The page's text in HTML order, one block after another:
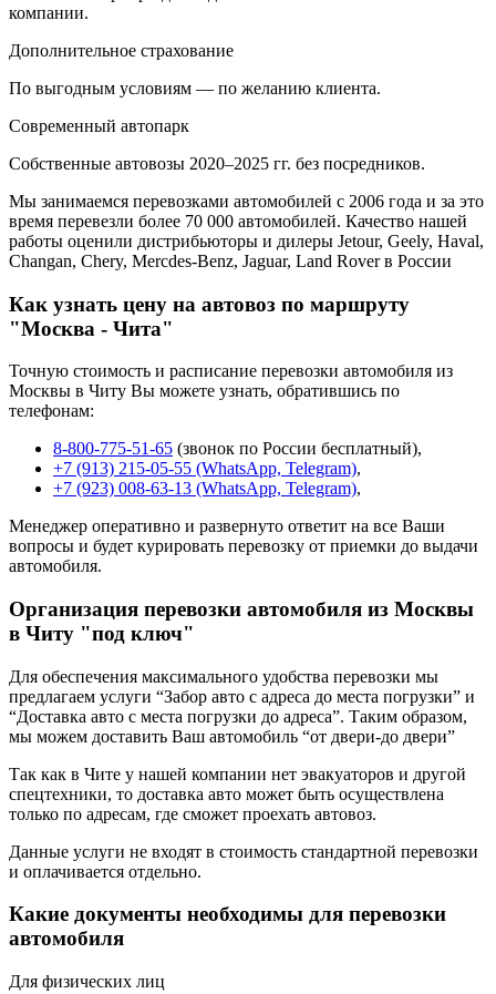
компании.
Дополнительное страхование
По выгодным условиям — по желанию клиента.
Современный автопарк
Собственные автовозы 2020–2025 гг. без посредников.
Мы занимаемся перевозками автомобилей с 2006 года и за это
время перевезли более 70 000 автомобилей. Качество нашей
работы оценили дистрибьюторы и дилеры Jetour, Geely, Haval,
Changan, Chery, Mercdes-Benz, Jaguar, Land Rover в России
Как узнать цену на автовоз по маршруту
"Москва - Чита"
Точную стоимость и расписание перевозки автомобиля из
Москвы в Читу Вы можете узнать, обратившись по
телефонам:
8-800-775-51-65 (звонок по России бесплатный),
+7 (913) 215-05-55 (WhatsApp, Telegram),
+7 (923) 008-63-13 (WhatsApp, Telegram),
Менеджер оперативно и развернуто ответит на все Ваши
вопросы и будет курировать перевозку от приемки до выдачи
автомобиля.
Организация перевозки автомобиля из Москвы
в Читу "под ключ"
Для обеспечения максимального удобства перевозки мы
предлагаем услуги “Забор авто с адреса до места погрузки” и
“Доставка авто с места погрузки до адреса”. Таким образом,
мы можем доставить Ваш автомобиль “от двери-до двери”
Так как в Чите у нашей компании нет эвакуаторов и другой
спецтехники, то доставка авто может быть осуществлена
только по адресам, где сможет проехать автовоз.
Данные услуги не входят в стоимость стандартной перевозки
и оплачивается отдельно.
Какие документы необходимы для перевозки
автомобиля
Для физических лиц